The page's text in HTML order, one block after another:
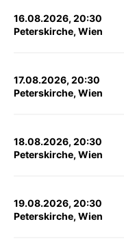
16.08.2026, 20:30
Peterskirche, Wien
17.08.2026, 20:30
Peterskirche, Wien
18.08.2026, 20:30
Peterskirche, Wien
19.08.2026, 20:30
Peterskirche, Wien